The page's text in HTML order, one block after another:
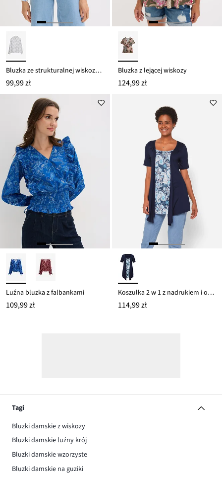
Bluzka ze strukturalnej wiskozy z efektem połysku
99,99 zł
Bluzka z lejącej wiskozy
124,99 zł
Luźna bluzka z falbankami
109,99 zł
Koszulka 2 w 1 z nadrukiem i okrągłym dekoltem
114,99 zł
Tagi
Bluzki damskie z wiskozy
Bluzki damskie luźny krój
Bluzki damskie wzorzyste
Bluzki damskie na guziki